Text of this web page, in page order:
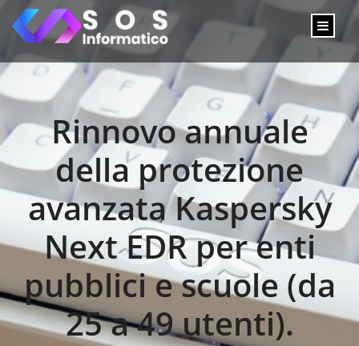
Rinnovo annuale
della protezione
avanzata Kaspersky
Next EDR per enti
pubblici e scuole (da
25 a 49 utenti).